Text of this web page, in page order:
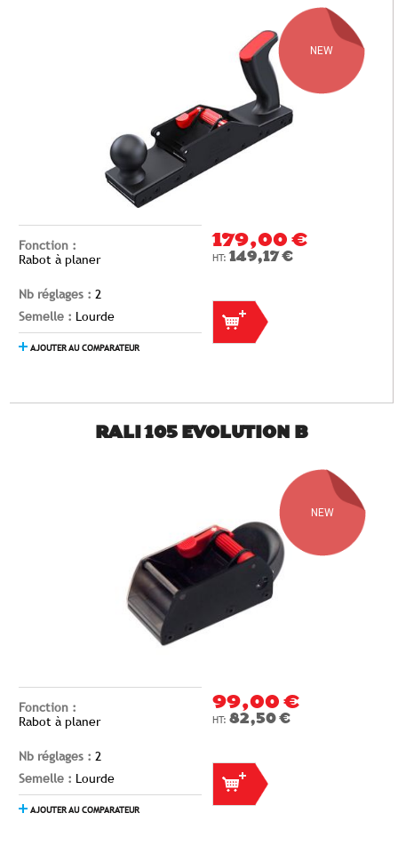
NEW
Fonction :
Rabot à planer
Nb réglages : 2
Semelle : Lourde
AJOUTER AU COMPARATEUR
179,00 €
149,17 €
RALI 105 EVOLUTION B
NEW
Fonction :
Rabot à planer
Nb réglages : 2
Semelle : Lourde
AJOUTER AU COMPARATEUR
99,00 €
82,50 €